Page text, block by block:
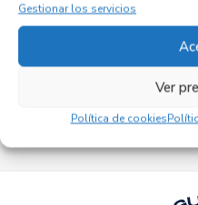
Gestionar los servicios
Ver
Política de cookies
Empresas